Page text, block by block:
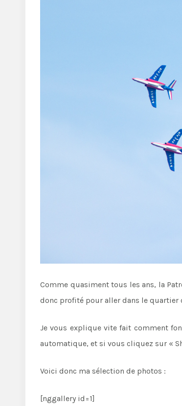
Comme quasiment tous les ans, la
donc profité pour aller dans le quartier
Je vous explique vite fait comment
automatique, et si vous cliquez sur «
Voici donc ma sélection de photos :
[nggallery id=1]